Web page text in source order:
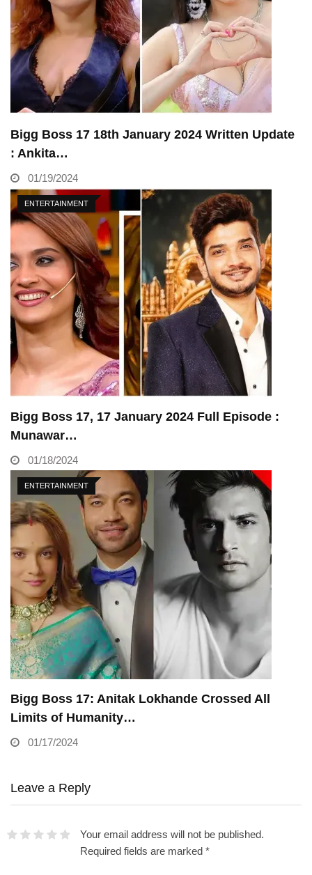
Bigg Boss 17 18th January 2024 Written Update
: Ankita…
01/19/2024
ENTERTAINMENT
Bigg Boss 17, 17 January 2024 Full Episode :
Munawar…
01/18/2024
ENTERTAINMENT
Bigg Boss 17: Anitak Lokhande Crossed All
Limits of Humanity…
01/17/2024
Leave a Reply
Your email address will not be published.
Required fields are marked *